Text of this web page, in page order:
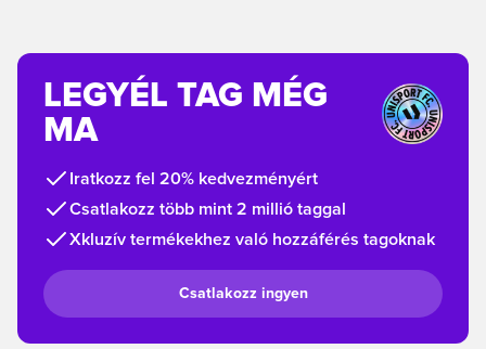
LEGYÉL TAG MÉG
MA
Iratkozz fel 20% kedvezményért
Csatlakozz több mint 2 millió taggal
Xkluzív termékekhez való hozzáférés tagoknak
Csatlakozz ingyen